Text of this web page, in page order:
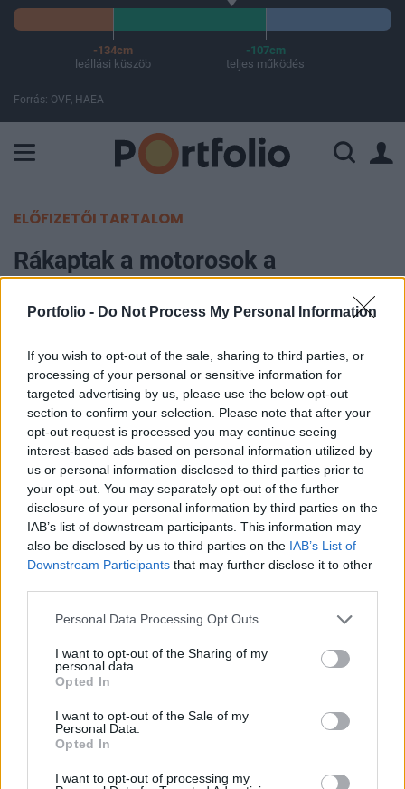
Portfolio - Do Not Process My Personal Information
If you wish to opt-out of the sale, sharing to third parties, or
processing of your personal or sensitive information for
targeted advertising by us, please use the below opt-out
section to confirm your selection. Please note that after your
opt-out request is processed you may continue seeing
interest-based ads based on personal information utilized by
us or personal information disclosed to third parties prior to
your opt-out. You may separately opt-out of the further
disclosure of your personal information by third parties on the
IAB’s list of downstream participants. This information may
also be disclosed by us to third parties on the IAB’s List of
Downstream Participants that may further disclose it to other
Personal Data Processing Opt Outs
I want to opt-out of the Sharing of my
personal data.
Opted In
I want to opt-out of the Sale of my
Personal Data.
Opted In
I want to opt-out of processing my
-134cm
leállási küszöb
-107cm
teljes működés
Forrás: OVF, HAEA
ELŐFIZETŐI TARTALOM
Rákaptak a motorosok a
2007. június 19. 11:21
Idén május 1. és szeptember 30. között - kísérleti
jelleggel - a motorkerékpárok vezetői fél áron
vásárolhatják meg a 4 napos autópálya-matricát.
Az új vásárlási opció végleges bevezetéséről az
érintett szervezetek az értékesítési és forgalmi
adatok elemzését, valamint a nyári baleseti
statisztika értékelését követően döntenek majd.
Az új vásárlási opció bevezetése óta eltelt közel
másfél hónap alatt a motorosok több, mint 4300
esetben vásároltak matricát a különböző
kedveltnek mondható az új kategória.
valamint a GKM és az Állami Autópálya Kezelő Zrt. között
lefolytatott, több hónapos tárgyalássorozat eredményeként